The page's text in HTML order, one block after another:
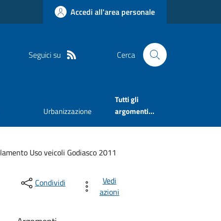
Accedi all'area personale
Seguici su Cerca
Urbanizzazione
Tutti gli
argomenti...
Uso veicoli Godiasco 2011
Condividi
Vedi
azioni